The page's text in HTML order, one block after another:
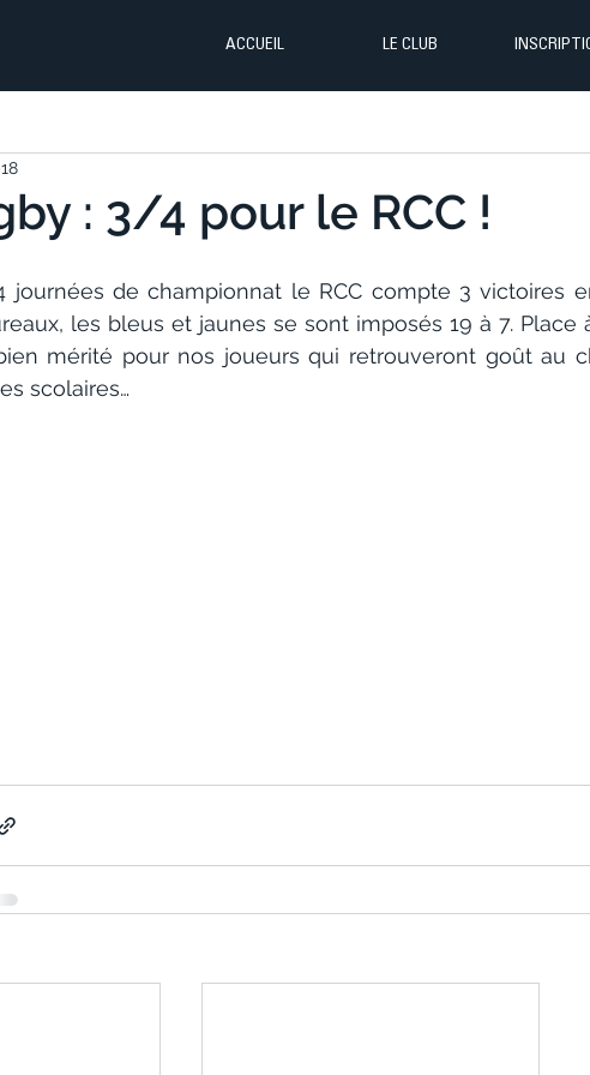
ACCUEIL LE CLUB
: 3/4 pour le RCC !
journées de championnat le RCC compte 3 victoires
les bleus et jaunes se sont imposés 19 à 7.
mérité pour nos joueurs qui retrouveront goût au
scolaires…